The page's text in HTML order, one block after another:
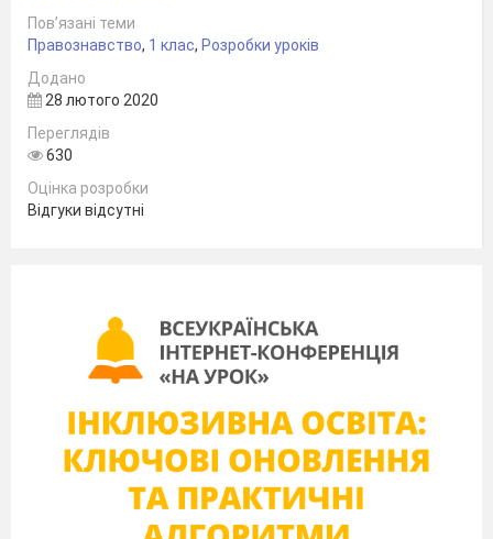
«Пазл» (розставити в правильному
порядку необхідні елементи в схему
(Додаток
«Виправи
«(Додаток №3.картка);
настання кримінальної відповідальності;
юридичні задачі (Додаток №4).
Якими, на Вашу думку, мають бути наслідки
діянь, про які йшлося в ситуаціях?
Оголошення теми та мети уроку
Пов’язані теми
Правознавство, 1 клас, Розробки уроків
Додано
28 лютого 2020
Переглядів
630
Оцінка розробки
Відгуки відсутні